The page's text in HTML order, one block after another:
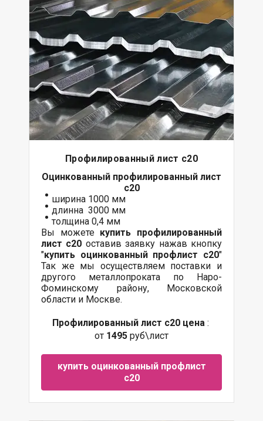
Профилированный лист с20
Оцинкованный профилированный лист
с20
ширина 1000 мм
длинна 3000 мм
толщина 0,4 мм
Вы можете купить профилированный
лист с20 оставив заявку нажав кнопку
"купить оцинкованный профлист с20"
Так же мы осуществляем поставки и
другого металлопроката по Наро-
Фоминскому району, Московской
области и Москве.
Профилированный лист с20 цена :
от 1495 руб\лист
купить оцинкованный профлист
с20